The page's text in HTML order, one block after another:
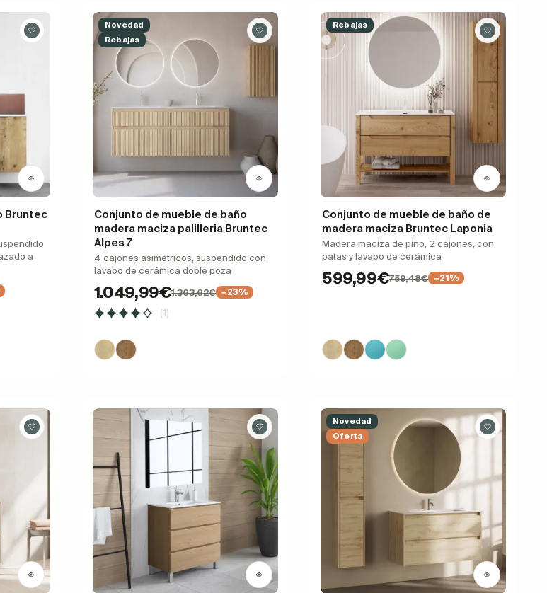
Bruntec
a
Novedad
Rebajas
Conjunto de mueble de baño
madera maciza palilleria Bruntec
Alpes 7
4 cajones asimétricos, suspendido con
lavabo de cerámica doble poza
1.049,99€1.363,62€ −23%
(1)
Rebajas
Conjunto de mueble de baño de
madera maciza Bruntec Laponia
Madera maciza de pino, 2 cajones, con
patas y lavabo de cerámica
599,99€759,48€ −21%
Novedad
Oferta